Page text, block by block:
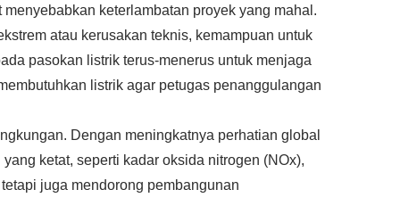
keterlambatan proyek yang mahal.
atau kerusakan teknis, kemampuan untuk
pasokan listrik terus-menerus untuk menjaga
listrik agar petugas penanggulangan
Dengan meningkatnya perhatian global
ketat, seperti kadar oksida nitrogen (NOx),
juga mendorong pembangunan